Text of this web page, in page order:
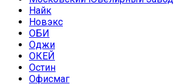
Найк
Новэкс
ОБИ
Оджи
ОКЕЙ
Остин
Офисмаг